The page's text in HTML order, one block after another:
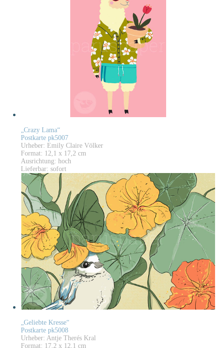
„Crazy Lama“
Postkarte pk5007
Urheber: Emily Claire Völker
Format: 12,1 x 17,2 cm
Ausrichtung: hoch
Lieferbar: sofort
„Geliebte Kresse“
Postkarte pk5008
Urheber: Antje Therés Kral
Format: 17,2 x 12,1 cm